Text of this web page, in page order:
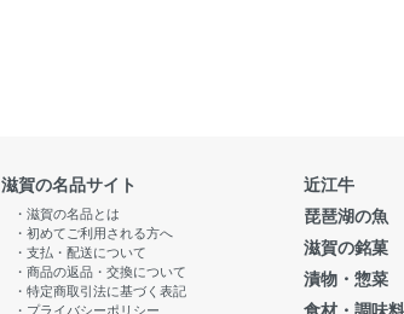
滋賀の名品サイト
・滋賀の名品とは
・初めてご利用される方へ
・支払・配送について
・商品の返品・交換について
・特定商取引法に基づく表記
・プライバシーポリシー
近江牛
琵琶湖の魚
滋賀の銘菓
漬物・惣菜
食材・調味料